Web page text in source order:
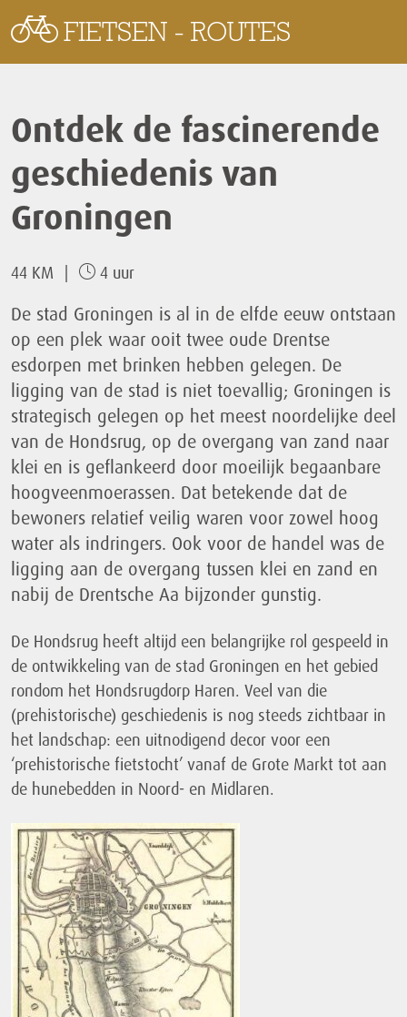
FIETSEN - ROUTES
Ontdek de fascinerende
geschiedenis van
Groningen
44 KM 4 uur
De stad Groningen is al in de elfde eeuw ontstaan
op een plek waar ooit twee oude Drentse
esdorpen met brinken hebben gelegen. De
ligging van de stad is niet toevallig; Groningen is
strategisch gelegen op het meest noordelijke deel
van de Hondsrug, op de overgang van zand naar
klei en is geflankeerd door moeilijk begaanbare
hoogveenmoerassen. Dat betekende dat de
bewoners relatief veilig waren voor zowel hoog
water als indringers. Ook voor de handel was de
ligging aan de overgang tussen klei en zand en
nabij de Drentsche Aa bijzonder gunstig.
De Hondsrug heeft altijd een belangrijke rol gespeeld in
de ontwikkeling van de stad Groningen en het gebied
rondom het Hondsrugdorp Haren. Veel van die
(prehistorische) geschiedenis is nog steeds zichtbaar in
het landschap: een uitnodigend decor voor een
‘prehistorische fietstocht’ vanaf de Grote Markt tot aan
de hunebedden in Noord- en Midlaren.